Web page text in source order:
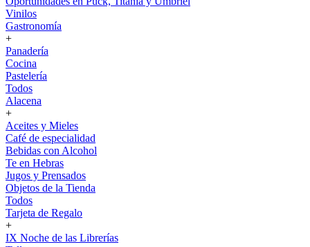
Vinilos
Gastronomía
+
Panadería
Cocina
Pastelería
Todos
Alacena
+
Aceites y Mieles
Café de especialidad
Bebidas con Alcohol
Te en Hebras
Jugos y Prensados
Objetos de la Tienda
Todos
Tarjeta de Regalo
+
IX Noche de las Librerías